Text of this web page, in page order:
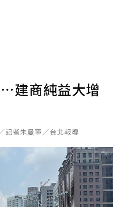
建商純益大增
記者朱曼寧／台北報導